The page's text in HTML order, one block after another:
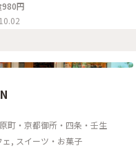
円
町・京都御所・四条・壬生
ェ, スイーツ・お菓子